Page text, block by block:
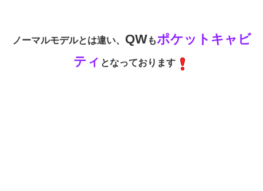
ノーマルモデルとは違い、 QW もポケットキャビ
ティ となっております